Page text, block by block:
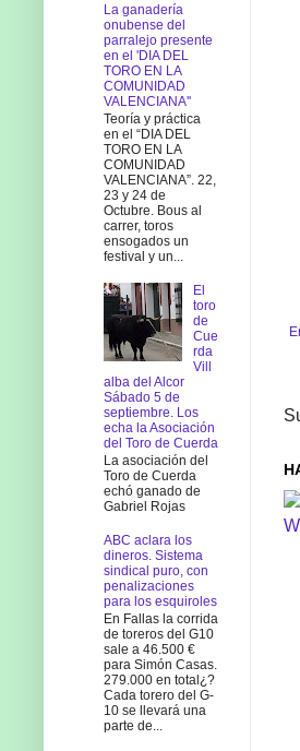
La ganadería
onubense del
parralejo presente
en el 'DIA DEL
TORO EN LA
COMUNIDAD
VALENCIANA''
Teoría y práctica
en el “DIA DEL
TORO EN LA
COMUNIDAD
VALENCIANA”. 22,
23 y 24 de
Octubre. Bous al
carrer, toros
ensogados un
festival y un...
El
toro
de
Cue
rda
Vill
alba del Alcor
Sábado 5 de
septiembre. Los
echa la Asociación
del Toro de Cuerda
La asociación del
Toro de Cuerda
echó ganado de
Gabriel Rojas
ABC aclara los
dineros. Sistema
sindical puro, con
penalizaciones
para los esquiroles
En Fallas la corrida
de toreros del G10
sale a 46.500 €
para Simón Casas.
279.000 en total¿?
Cada torero del G-
10 se llevará una
parte de...